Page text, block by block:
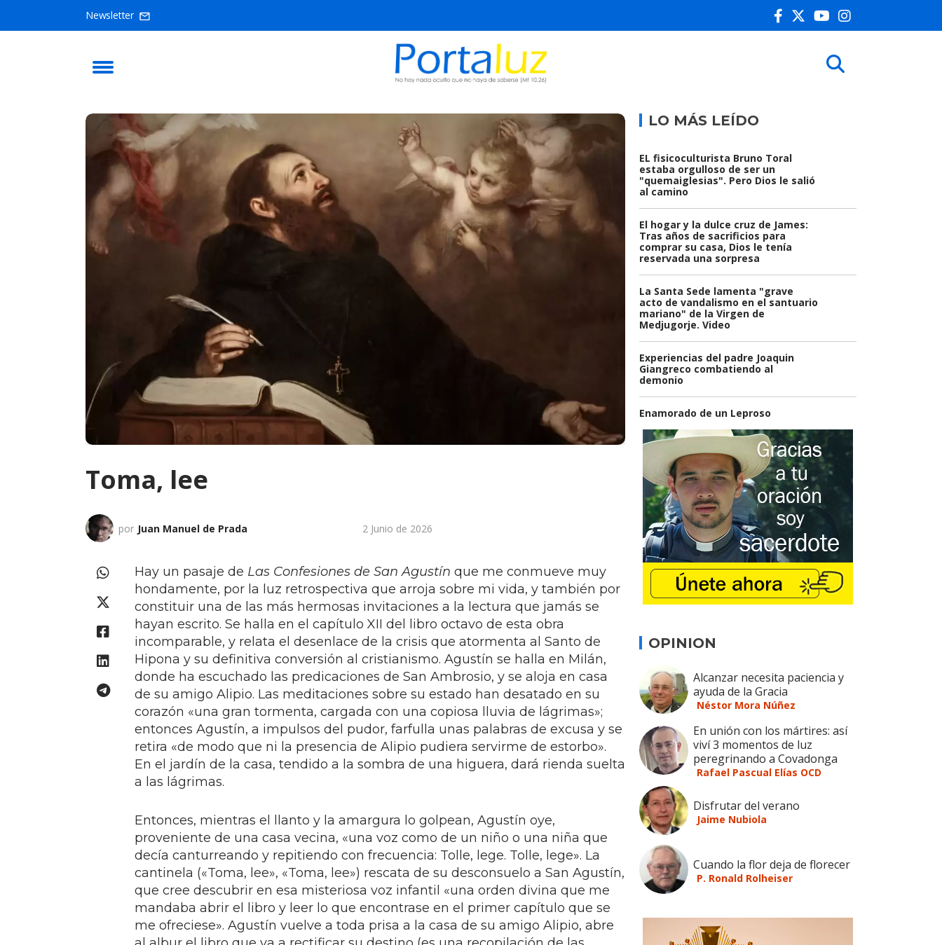
Newsletter
Toma, lee
por Juan Manuel de Prada 2 Junio de 2026
Hay un pasaje de Las Confesiones de San Agustín que me conmueve muy
hondamente, por la luz retrospectiva que arroja sobre mi vida, y también por
constituir una de las más hermosas invitaciones a la lectura que jamás se
hayan escrito. Se halla en el capítulo XII del libro octavo de esta obra
incomparable, y relata el desenlace de la crisis que atormenta al Santo de
Hipona y su definitiva conversión al cristianismo. Agustín se halla en Milán,
donde ha escuchado las predicaciones de San Ambrosio, y se aloja en casa
de su amigo Alipio. Las meditaciones sobre su estado han desatado en su
corazón «una gran tormenta, cargada con una copiosa lluvia de lágrimas»;
entonces Agustín, a impulsos del pudor, farfulla unas palabras de excusa y se
retira «de modo que ni la presencia de Alipio pudiera servirme de estorbo».
En el jardín de la casa, tendido a la sombra de una higuera, dará rienda suelta
a las lágrimas.
Entonces, mientras el llanto y la amargura lo golpean, Agustín oye,
proveniente de una casa vecina, «una voz como de un niño o una niña que
decía canturreando y repitiendo con frecuencia: Tolle, lege. Tolle, lege». La
cantinela («Toma, lee», «Toma, lee») rescata de su desconsuelo a San Agustín,
que cree descubrir en esa misteriosa voz infantil «una orden divina que me
mandaba abrir el libro y leer lo que encontrase en el primer capítulo que se
me ofreciese». Agustín vuelve a toda prisa a la casa de su amigo Alipio, abre
LO MÁS LEÍDO
EL fisicoculturista Bruno Toral
estaba orgulloso de ser un
"quemaiglesias". Pero Dios le salió
al camino
El hogar y la dulce cruz de James:
Tras años de sacrificios para
comprar su casa, Dios le tenía
reservada una sorpresa
La Santa Sede lamenta "grave
acto de vandalismo en el santuario
mariano" de la Virgen de
Medjugorje. Video
Experiencias del padre Joaquin
Giangreco combatiendo al
demonio
Enamorado de un Leproso
OPINION
Alcanzar necesita paciencia y
ayuda de la Gracia
Néstor Mora Núñez
En unión con los mártires: así
viví 3 momentos de luz
peregrinando a Covadonga
Rafael Pascual Elías OCD
Disfrutar del verano
Jaime Nubiola
Cuando la flor deja de florecer
P. Ronald Rolheiser